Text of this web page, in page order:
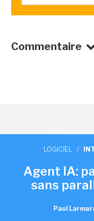
Commentaire
LOGICIEL /
Agent IA:
sans
Paul